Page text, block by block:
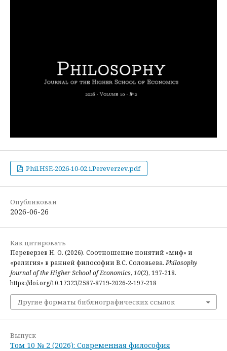
Phil.HSE-2026-10-02.i.Pereverzev.pdf
Опубликован
2026-06-26
Как цитировать
Переверзев Н. О. (2026). Соотношение понятий «миф» и
«религия» в ранней философии В.С. Соловьева.Philosophy
Journal of the Higher School of Economics, 10(2), 197-218.
https://doi.org/10.17323/2587-8719-2026-2-197-218
Другие форматы библиографических ссылок
Выпуск
Том 10 № 2 (2026): Современная философия